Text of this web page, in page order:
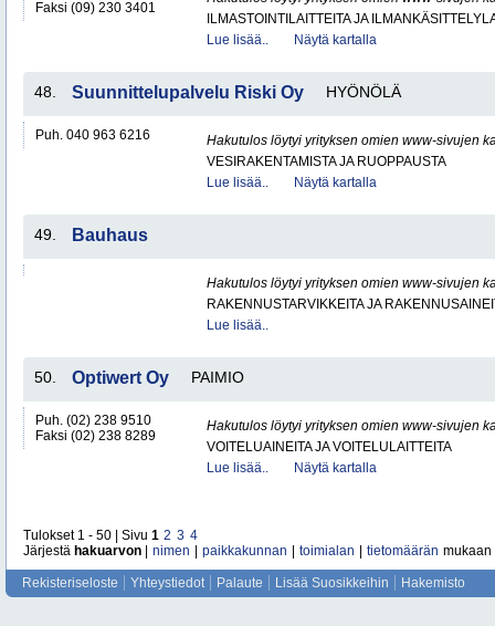
Faksi (09) 230 3401
ILMASTOINTILAITTEITA JA
Lue lisää..
Näytä kartalla
48. Suunnittelupalvelu Riski Oy HYÖNÖLÄ
Puh. 040 963 6216
Hakutulos löytyi yrityksen omien www-sivujen
VESIRAKENTAMISTA JA RUOPPAUSTA
Lue lisää..
Näytä kartalla
49. Bauhaus
Hakutulos löytyi yrityksen omien www-sivujen
RAKENNUSTARVIKKEITA JA
Lue lisää..
50. Optiwert Oy PAIMIO
Puh. (02) 238 9510
Faksi (02) 238 8289
Hakutulos löytyi yrityksen omien www-sivujen
VOITELUAINEITA JA VOITELULAITTEITA
Lue lisää..
Näytä kartalla
Tulokset 1 - 50 | Sivu 1 2 3 4
Järjestä hakuarvon nimen paikkakunnan toimialan tietomäärän mukaan
Rekisteriseloste Yhteystiedot Palaute Lisää Suosikkeihin Hakemisto